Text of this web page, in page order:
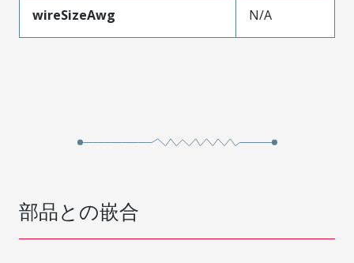
wireSizeAwg N/A
部品との嵌合